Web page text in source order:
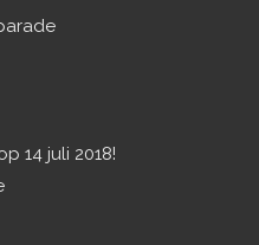
14 juli 2018!